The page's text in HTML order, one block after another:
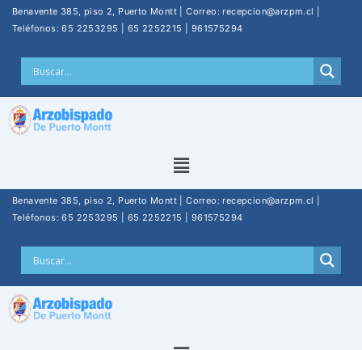
Benavente 385, piso 2, Puerto Montt | Correo: recepcion@arzpm.cl |
Teléfonos: 65 2253295 | 65 2252215 | 961575294
Benavente 385, piso 2, Puerto Montt | Correo: recepcion@arzpm.cl |
Teléfonos: 65 2253295 | 65 2252215 | 961575294